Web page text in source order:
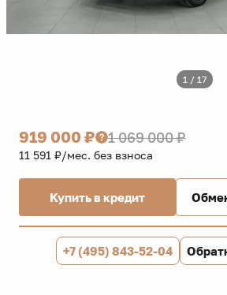
1 / 17
919 000 ₽ 1 069 000 ₽
11 591 ₽/мес. без взноса
Купить в кредит
+7 (495) 843-52-04